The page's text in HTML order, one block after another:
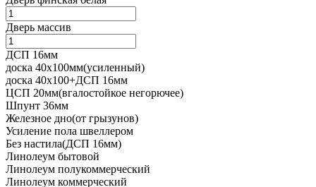
Дверь массив
ДСП 16мм
доска 40х100мм(усиленный)
доска 40х100+ДСП 16мм
ЦСП 20мм(вгалостойкое негорючее)
Шпунт 36мм
Железное дно(от грызунов)
Усиление пола швеллером
Без настила(ДСП 16мм)
Линолеум бытовой
Линолеум полукоммерческий
Линолеум коммерческий